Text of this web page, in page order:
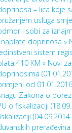
– lica koje
usluga
i sobi za
doprinosa »
sistem
410 KM » Novi
od
Zakona o
o fiskalizaciji
prerađevina